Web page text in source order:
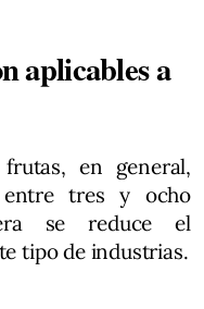
aplicables a
en general,
tres y ocho
se reduce el
tipo de industrias.